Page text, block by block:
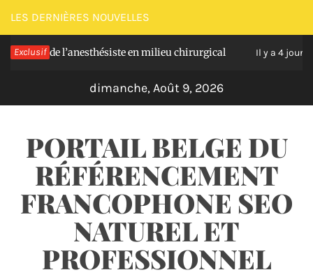
Passer
au
contenu
LES DERNIÈRES NOUVELLES
Exclusif
de l’anesthésiste en milieu chirurgical Il y a 4 jours
dimanche, Août 9, 2026
PORTAIL BELGE DU
RÉFÉRENCEMENT
FRANCOPHONE SEO
NATUREL ET
PROFESSIONNEL